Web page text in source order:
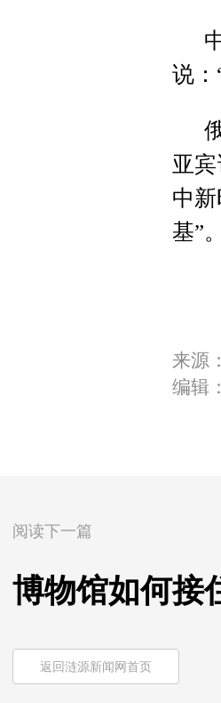
说
亚
中
基”。
来源
编辑
阅读下一篇
博物馆如何接
返回涟源新闻网首页